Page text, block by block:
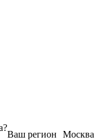
Москва
Ваш регион
?